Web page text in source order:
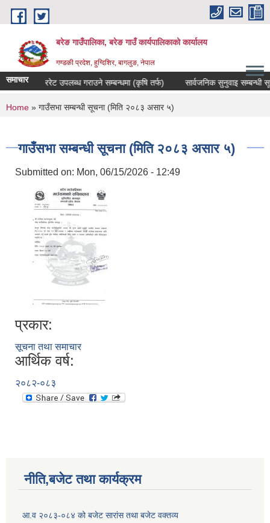
Skip to main content
बरेङ गाउँपालिका, बरेङ गाउँ कार्यपालिकाको कार्यालय
गण्डकी प्रदेश, हुग्दिशिर, बागलुङ, नेपाल
समाचारदररेट उपलब्ध गराउने सम्बन्धमा (कृषि तर्फ) सार्वजनिक सुनुवाइ सम्बन्धी सूचना
You are here
Home » गाउँसभा सम्बन्धी सूचना (मिति २०८३ असार ५)
गाउँसभा सम्बन्धी सूचना (मिति २०८३ असार ५)
Submitted on: Mon, 06/15/2026 - 12:49
प्रकार:
सूचना तथा समाचार
आर्थिक वर्ष:
२०८२-०८३
नीति,बजेट तथा कार्यक्रम
आ.व २०८३-०८४ को बजेट सारांस तथा बजेट वक्तव्य